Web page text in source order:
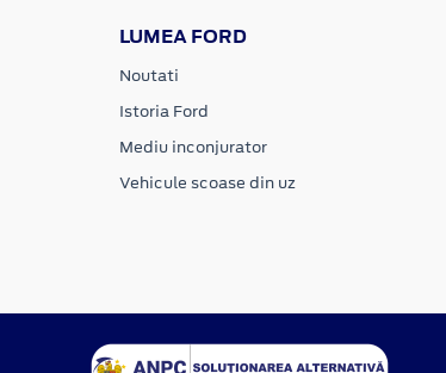
LUMEA FORD
Noutati
Istoria Ford
Mediu inconjurator
Vehicule scoase din uz